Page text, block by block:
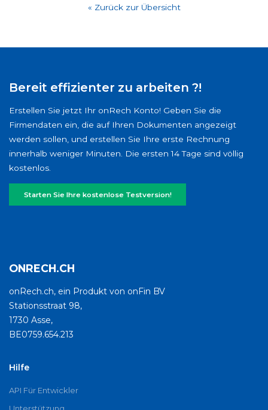
« Zurück zur Übersicht
Bereit effizienter zu arbeiten ?!
Erstellen Sie jetzt Ihr onRech Konto! Geben Sie die
Firmendaten ein, die auf Ihren Dokumenten angezeigt
werden sollen, und erstellen Sie Ihre erste Rechnung
innerhalb weniger Minuten. Die ersten 14 Tage sind völlig
kostenlos.
Starten Sie Ihre kostenlose Testversion!
ONRECH.CH
onRech.ch, ein Produkt von onFin BV
Stationsstraat 98,
1730 Asse,
BE0759.654.213
Hilfe
API Für Entwickler